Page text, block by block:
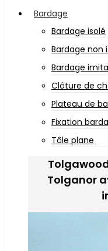
Bardage
Bardage isolé
Bardage non
Bardage
Clôture de
Plateau de
Fixation
Tôle plane
Tolganor